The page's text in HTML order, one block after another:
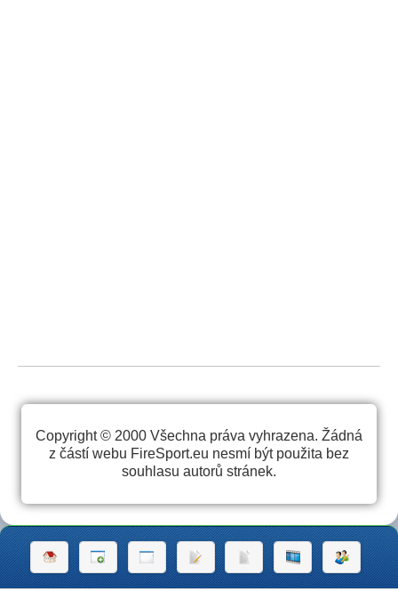
Copyright © 2000 Všechna práva vyhrazena. Žádná
z částí webu FireSport.eu nesmí být použita bez
souhlasu autorů stránek.